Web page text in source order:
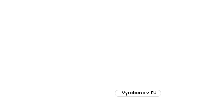
Vyrobeno v EU